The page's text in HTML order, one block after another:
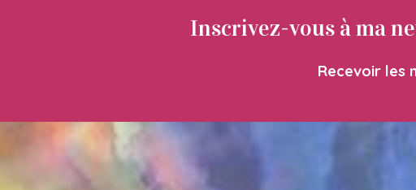
Inscrivez-vous à ma
Recevoir les